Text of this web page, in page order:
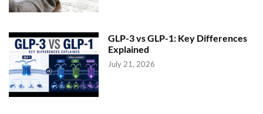
GLP-3 vs GLP-1: Key Differences
Explained
July 21, 2026